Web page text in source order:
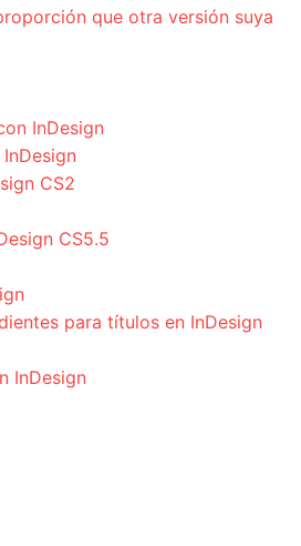
que otra versión suya
InDesign
CS2
CS5.5
para títulos en InDesign
InDesign